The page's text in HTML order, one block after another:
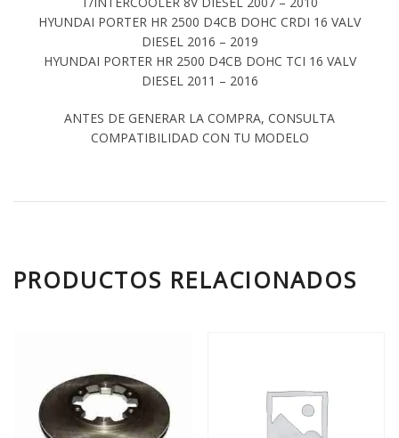
HYUNDAI PORTER HR 2500 D4CB DOHC CRDI 16 VALV
DIESEL 2016 – 2019
HYUNDAI PORTER HR 2500 D4CB DOHC TCI 16 VALV
DIESEL 2011 – 2016
ANTES DE GENERAR LA COMPRA, CONSULTA
COMPATIBILIDAD CON TU MODELO
PRODUCTOS RELACIONADOS